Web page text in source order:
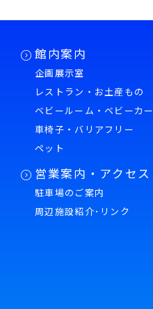
館内案内
企画展示室
レストラン・お土産もの
ベビールーム・ベビーカー
車椅子・バリアフリー
ペット
営業案内・アクセス
駐車場のご案内
周辺施設紹介･リンク